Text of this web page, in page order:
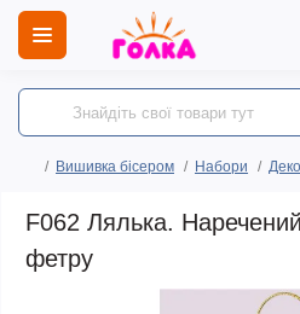
Вишивка бісером Набори
F062 Лялька.
фетру